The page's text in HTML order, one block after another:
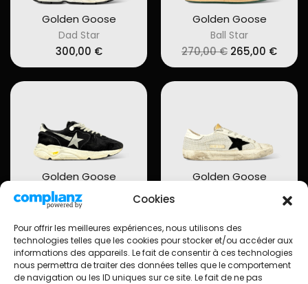
Cookies
Pour offrir les meilleures expériences, nous utilisons des
technologies telles que les cookies pour stocker et/ou accéder aux
informations des appareils. Le fait de consentir à ces technologies
nous permettra de traiter des données telles que le comportement
de navigation ou les ID uniques sur ce site. Le fait de ne pas
Golden Goose
Dad Star
300,00 €
Golden Goose
Ball Star
270,00€ Original
270,00 €.
265,00 €
price
Golden Goose
Running
335,00€Original
was:
335,00 €.
290,00 Current
is:
290,00 €.
Golden Goose